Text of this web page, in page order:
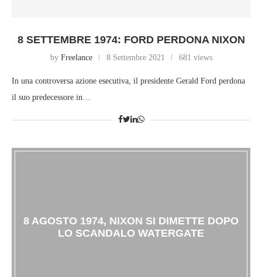
8 SETTEMBRE 1974: FORD PERDONA NIXON
by Freelance 8 Settembre 2021 681 views
In una controversa azione esecutiva, il presidente Gerald Ford perdona
il suo predecessore in…
8 AGOSTO 1974, NIXON SI DIMETTE DOPO
LO SCANDALO WATERGATE